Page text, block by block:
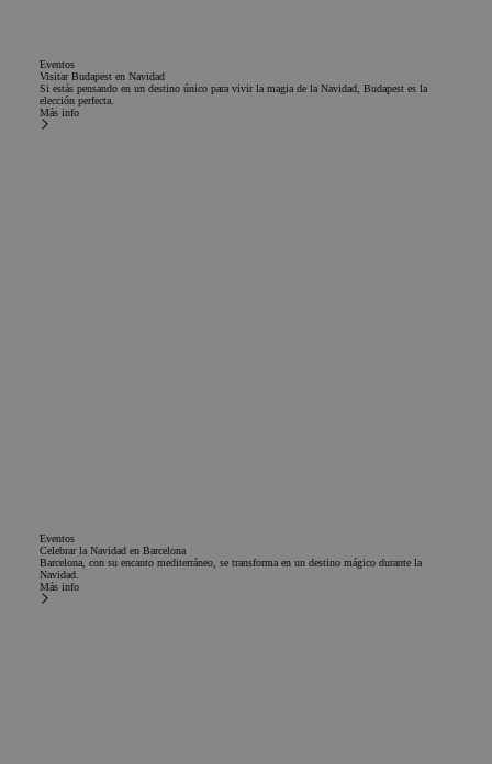
Eventos
Visitar Budapest en Navidad
Si estás pensando en un destino único para vivir la magia de la Navidad, Budapest es la
elección perfecta.
Más info
Eventos
Celebrar la Navidad en Barcelona
Barcelona, con su encanto mediterráneo, se transforma en un destino mágico durante la
Navidad.
Más info